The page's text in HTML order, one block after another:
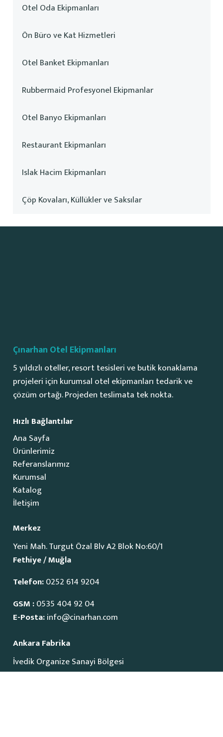
Otel Oda Ekipmanları
Ön Büro ve Kat Hizmetleri
Otel Banket Ekipmanları
Rubbermaid Profesyonel Ekipmanlar
Otel Banyo Ekipmanları
Restaurant Ekipmanları
Islak Hacim Ekipmanları
Çöp Kovaları, Küllükler ve Saksılar
Çınarhan Otel Ekipmanları
5 yıldızlı oteller, resort tesisleri ve butik konaklama
projeleri için kurumsal otel ekipmanları tedarik ve
çözüm ortağı. Projeden teslimata tek nokta.
Hızlı Bağlantılar
Ana Sayfa
Ürünlerimiz
Referanslarımız
Kurumsal
Katalog
İletişim
Merkez
Yeni Mah. Turgut Özal Blv A2 Blok No:60/1
Fethiye / Muğla
Telefon:0252 614 9204
GSM :0535 404 92 04
E-Posta:info@cinarhan.com
Ankara Fabrika
İvedik Organize Sanayi Bölgesi
1515 Cadde No:23